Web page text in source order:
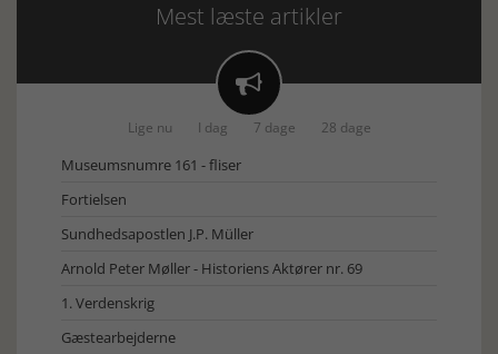
Mest læste artikler

Lige nu I dag 7 dage 28 dage
Museumsnumre 161 - fliser
Fortielsen
Sundhedsapostlen J.P. Müller
Arnold Peter Møller - Historiens Aktører nr. 69
1. Verdenskrig
Gæstearbejderne